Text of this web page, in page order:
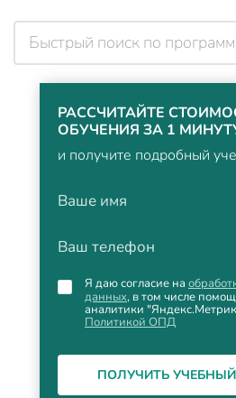
РАССЧИТАЙТЕ
ОБУЧЕНИЯ ЗА 1
и получите подробный
Ваше имя
Ваш телефон
Я даю согласие на
данных, в том числе
аналитики
Политикой ОПД
ПОЛУЧИТЬ